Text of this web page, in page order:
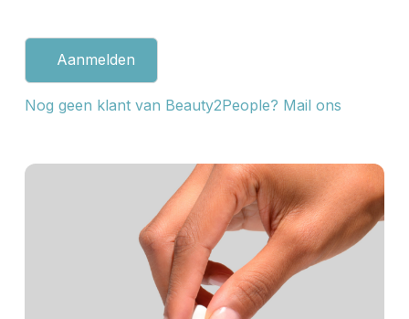
Aanmelden
Nog geen klant van Beauty2People? Mail ons